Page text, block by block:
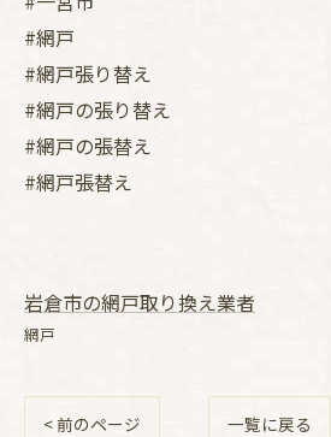
#網戸
#網戸張り替え
#網戸の張り替え
#網戸の張替え
#網戸張替え
岩倉市の網戸取り換え業者
網戸
< 前のページ 一覧に戻る